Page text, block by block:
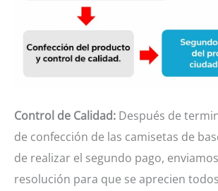
Control de Calidad: Después de
de confección de las camisetas de
de realizar el segundo pago,
resolución para que se aprecien